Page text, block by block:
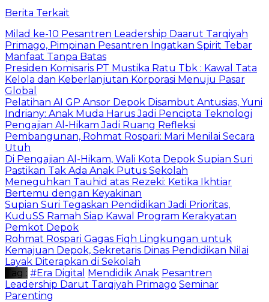
Berita Terkait
Milad ke-10 Pesantren Leadership Daarut Tarqiyah
Primago, Pimpinan Pesantren Ingatkan Spirit Tebar
Manfaat Tanpa Batas
Presiden Komisaris PT Mustika Ratu Tbk : Kawal Tata
Kelola dan Keberlanjutan Korporasi Menuju Pasar
Global
Pelatihan AI GP Ansor Depok Disambut Antusias, Yuni
Indriany: Anak Muda Harus Jadi Pencipta Teknologi
Pengajian Al-Hikam Jadi Ruang Refleksi
Pembangunan, Rohmat Rospari: Mari Menilai Secara
Utuh
Di Pengajian Al-Hikam, Wali Kota Depok Supian Suri
Pastikan Tak Ada Anak Putus Sekolah
Meneguhkan Tauhid atas Rezeki: Ketika Ikhtiar
Bertemu dengan Keyakinan
Supian Suri Tegaskan Pendidikan Jadi Prioritas,
KuduSS Ramah Siap Kawal Program Kerakyatan
Pemkot Depok
Rohmat Rospari Gagas Fiqh Lingkungan untuk
Kemajuan Depok, Sekretaris Dinas Pendidikan Nilai
Layak Diterapkan di Sekolah
Tag : #Era Digital Mendidik Anak Pesantren
Leadership Darut Tarqiyah Primago Seminar
Parenting